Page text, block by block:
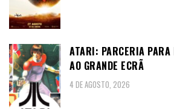
ATARI: PARCERIA PARA
AO GRANDE ECRÃ
4 DE AGOSTO, 2026